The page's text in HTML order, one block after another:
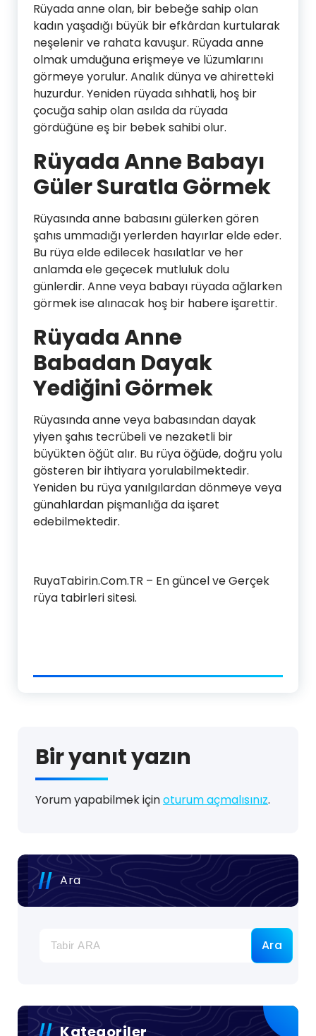
Rüyada anne olan, bir bebeğe sahip olan
kadın yaşadığı büyük bir efkârdan kurtularak
neşelenir ve rahata kavuşur. Rüyada anne
olmak umduğuna erişmeye ve lüzumlarını
görmeye yorulur. Analık dünya ve ahiretteki
huzurdur. Yeniden rüyada sıhhatli, hoş bir
çocuğa sahip olan asılda da rüyada
gördüğüne eş bir bebek sahibi olur.
Rüyada Anne Babayı
Güler Suratla Görmek
Rüyasında anne babasını gülerken gören
şahıs ummadığı yerlerden hayırlar elde eder.
Bu rüya elde edilecek hasılatlar ve her
anlamda ele geçecek mutluluk dolu
günlerdir. Anne veya babayı rüyada ağlarken
görmek ise alınacak hoş bir habere işarettir.
Rüyada Anne
Babadan Dayak
Yediğini Görmek
Rüyasında anne veya babasından dayak
yiyen şahıs tecrübeli ve nezaketli bir
büyükten öğüt alır. Bu rüya öğüde, doğru yolu
gösteren bir ihtiyara yorulabilmektedir.
Yeniden bu rüya yanılgılardan dönmeye veya
günahlardan pişmanlığa da işaret
edebilmektedir.
RuyaTabirin.Com.TR – En güncel ve Gerçek
rüya tabirleri sitesi.
Bir yanıt yazın
Yorum yapabilmek içinoturum açmalısınız.
Ara
Ara
Kategoriler